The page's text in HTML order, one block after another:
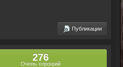
Публикации
276
Очень хороший